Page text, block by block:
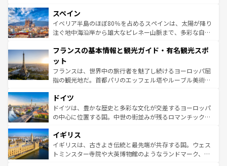
ろん、トスカーナの美しい田園風景やアマルフィ海岸の絶
景など、自然景観も見逃せない。観光の合間には、本場の
ピザやパスタなど、絶品のイタリア料理を堪能することも
ませてくれるイタリアで、忘れられない旅をしてみよう！
なお、新着のイタリア情報は
しい。
スペイン
イベリア半島のほぼ80％を占めるスペインは、太陽が降り
注ぐ地中海沿岸から雄大なピレネー山脈まで、多彩な自然
文化が根付くこの国では、情熱的なフラメンコ、熱気あふ
れる闘牛、そして美味しいタパスが生活の一部となってい
る。首都マドリードの洗練された雰囲気や、バルセロナの
アートに溢れた街角から、地方では古代ローマ遺跡や中世
せる。地方によって風土や気候が異なるスペインはその個
性で訪れる人を魅了する。 なお、新着のスペイン情報は コ
ンテンツ一覧を参照してほしい。
フランスの基本情報と観光ガイド・有名観光スポ
ット
フランスは、世界中の旅行者を魅了し続けるヨーロッパ屈
指の観光地だ。首都パリのエッフェル塔やルーブル美術館
で、幅広い魅力が詰まっている。華麗な宮殿、歴史的な大
聖堂、美しいビーチ、そして豊かな自然が、訪れる者を心
から魅了する。また、フランスは美食の国としても知ら
いる。シャンパンの発祥地であるランス、プロヴァンスの
香り高いラベンダー畑など、多彩な楽しみ方が可能だ。さ
らに、パリ以外の地域にも魅力が溢れており、どの街角に
ドイツ
ドイツは、豊かな歴史と多彩な文化が交差するヨーロッパ
の中心に位置する国。中世の街並みが残るロマンチック街
顔を持つこの国は、どこを歩いても飽きることがない。ベ
ルリンの文化的活気、バイエルン州のアルプスの絶景、そ
してライン川沿いのワイン畑といった風景は必見。ビール
イギリス
イギリスは、古きよき伝統と最先端が共存する国。ウェス
トミンスター寺院や大英博物館のようなランドマーク、歴